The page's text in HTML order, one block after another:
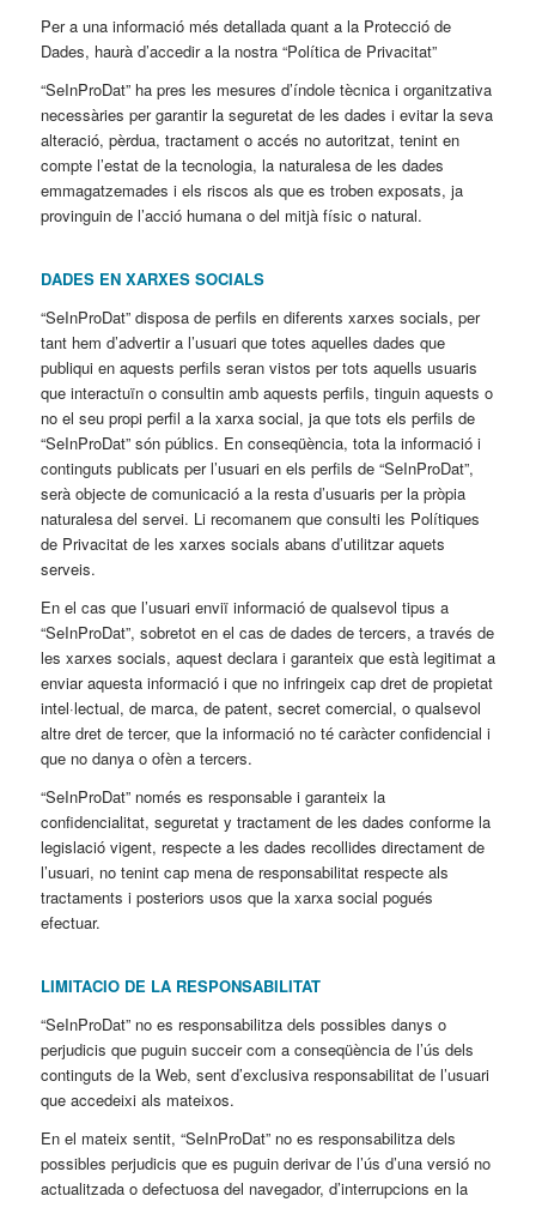
Per a una informació més detallada quant a la Protecció de
Dades, haurà d’accedir a la nostra “Política de Privacitat”
“SeInProDat” ha pres les mesures d’índole tècnica i organitzativa
necessàries per garantir la seguretat de les dades i evitar la seva
alteració, pèrdua, tractament o accés no autoritzat, tenint en
compte l’estat de la tecnologia, la naturalesa de les dades
emmagatzemades i els riscos als que es troben exposats, ja
provinguin de l’acció humana o del mitjà físic o natural.
DADES EN XARXES SOCIALS
“SeInProDat” disposa de perfils en diferents xarxes socials, per
tant hem d’advertir a l’usuari que totes aquelles dades que
publiqui en aquests perfils seran vistos per tots aquells usuaris
que interactuïn o consultin amb aquests perfils, tinguin aquests o
no el seu propi perfil a la xarxa social, ja que tots els perfils de
“SeInProDat” són públics. En conseqüència, tota la informació i
continguts publicats per l’usuari en els perfils de “SeInProDat”,
serà objecte de comunicació a la resta d’usuaris per la pròpia
naturalesa del servei. Li recomanem que consulti les Polítiques
de Privacitat de les xarxes socials abans d’utilitzar aquets
serveis.
En el cas que l’usuari enviï informació de qualsevol tipus a
“SeInProDat”, sobretot en el cas de dades de tercers, a través de
les xarxes socials, aquest declara i garanteix que està legitimat a
enviar aquesta informació i que no infringeix cap dret de propietat
intel·lectual, de marca, de patent, secret comercial, o qualsevol
altre dret de tercer, que la informació no té caràcter confidencial i
que no danya o ofèn a tercers.
“SeInProDat” només es responsable i garanteix la
confidencialitat, seguretat y tractament de les dades conforme la
legislació vigent, respecte a les dades recollides directament de
l’usuari, no tenint cap mena de responsabilitat respecte als
tractaments i posteriors usos que la xarxa social pogués
efectuar.
LIMITACIO DE LA RESPONSABILITAT
“SeInProDat” no es responsabilitza dels possibles danys o
perjudicis que puguin succeir com a conseqüència de l’ús dels
continguts de la Web, sent d’exclusiva responsabilitat de l’usuari
que accedeixi als mateixos.
En el mateix sentit, “SeInProDat” no es responsabilitza dels
possibles perjudicis que es puguin derivar de l’ús d’una versió no
actualitzada o defectuosa del navegador, d’interrupcions en la